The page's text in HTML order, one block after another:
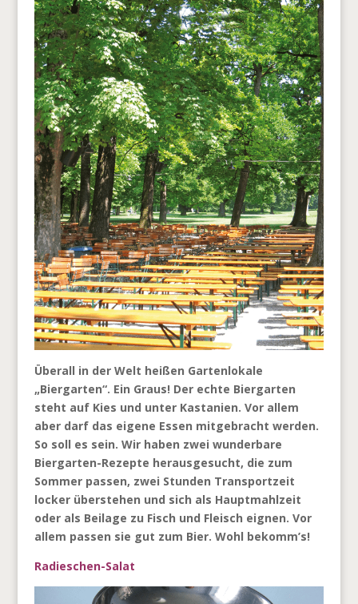
Überall in der Welt heißen Gartenlokale
„Biergarten“. Ein Graus! Der echte Biergarten
steht auf Kies und unter Kastanien. Vor allem
aber darf das eigene Essen mitgebracht werden.
So soll es sein. Wir haben zwei wunderbare
Biergarten-Rezepte herausgesucht, die zum
Sommer passen, zwei Stunden Transportzeit
locker überstehen und sich als Hauptmahlzeit
oder als Beilage zu Fisch und Fleisch eignen. Vor
allem passen sie gut zum Bier. Wohl bekomm’s!
Radieschen-Salat